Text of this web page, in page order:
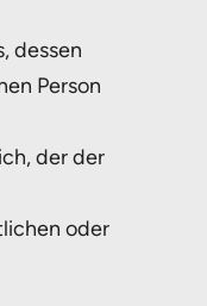
dessen
Person
der der
oder